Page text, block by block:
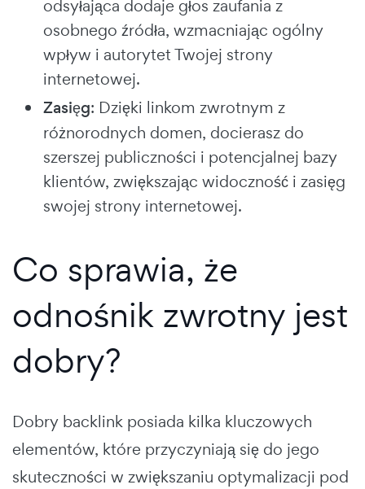
odsyłająca dodaje głos zaufania z
osobnego źródła, wzmacniając ogólny
wpływ i autorytet Twojej strony
internetowej.
Zasięg: Dzięki linkom zwrotnym z
różnorodnych domen, docierasz do
szerszej publiczności i potencjalnej bazy
klientów, zwiększając widoczność i zasięg
swojej strony internetowej.
Co sprawia, że
odnośnik zwrotny jest
dobry?
Dobry backlink posiada kilka kluczowych
elementów, które przyczyniają się do jego
skuteczności w zwiększaniu optymalizacji pod